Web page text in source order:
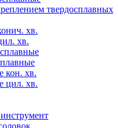
твердосплавных
хв.
хв.
кон. хв.
цил. хв.